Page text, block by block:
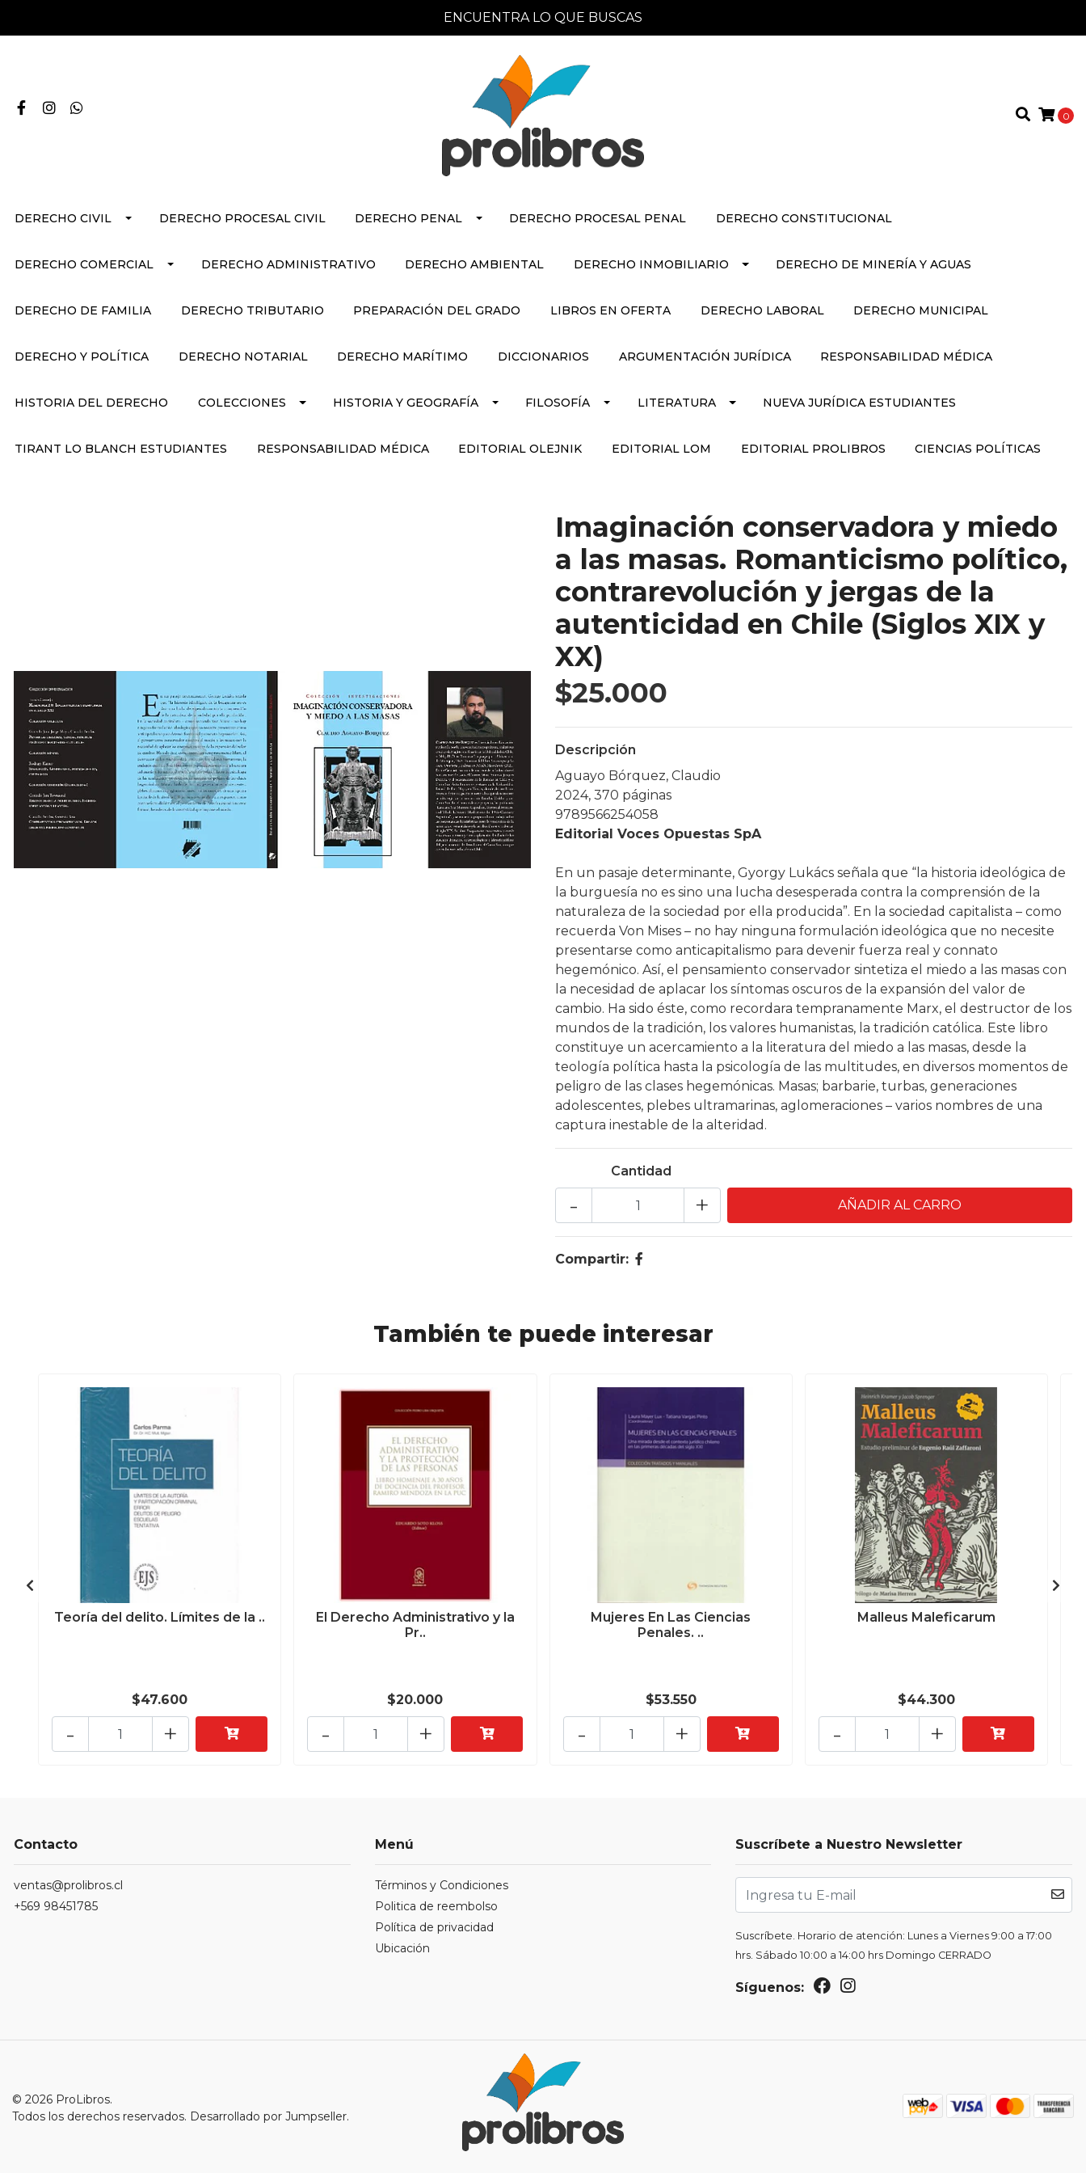
ENCUENTRA LO QUE BUSCAS
0
DERECHO CIVIL DERECHO PROCESAL CIVIL DERECHO PENAL DERECHO PROCESAL PENAL DERECHO CONSTITUCIONAL
DERECHO COMERCIAL DERECHO ADMINISTRATIVO DERECHO AMBIENTAL DERECHO INMOBILIARIO DERECHO DE MINERÍA Y AGUAS
DERECHO DE FAMILIA DERECHO TRIBUTARIO PREPARACIÓN DEL GRADO LIBROS EN OFERTA DERECHO LABORAL DERECHO MUNICIPAL
DERECHO Y POLÍTICA DERECHO NOTARIAL DERECHO MARÍTIMO DICCIONARIOS ARGUMENTACIÓN JURÍDICA RESPONSABILIDAD MÉDICA
HISTORIA DEL DERECHO COLECCIONES HISTORIA Y GEOGRAFÍA FILOSOFÍA LITERATURA NUEVA JURÍDICA ESTUDIANTES
TIRANT LO BLANCH ESTUDIANTES RESPONSABILIDAD MÉDICA EDITORIAL OLEJNIK EDITORIAL LOM EDITORIAL PROLIBROS CIENCIAS POLÍTICAS
Imaginación conservadora y miedo
a las masas. Romanticismo político,
contrarevolución y jergas de la
autenticidad en Chile (Siglos XIX y
XX)
$25.000
Descripción
Aguayo Bórquez, Claudio
2024, 370 páginas
9789566254058
Editorial Voces Opuestas SpA
En un pasaje determinante, Gyorgy Lukács señala que “la historia ideológica de
la burguesía no es sino una lucha desesperada contra la comprensión de la
naturaleza de la sociedad por ella producida”. En la sociedad capitalista – como
recuerda Von Mises – no hay ninguna formulación ideológica que no necesite
presentarse como anticapitalismo para devenir fuerza real y connato
hegemónico. Así, el pensamiento conservador sintetiza el miedo a las masas con
la necesidad de aplacar los síntomas oscuros de la expansión del valor de
cambio. Ha sido éste, como recordara tempranamente Marx, el destructor de los
mundos de la tradición, los valores humanistas, la tradición católica. Este libro
constituye un acercamiento a la literatura del miedo a las masas, desde la
teología política hasta la psicología de las multitudes, en diversos momentos de
peligro de las clases hegemónicas. Masas; barbarie, turbas, generaciones
adolescentes, plebes ultramarinas, aglomeraciones – varios nombres de una
captura inestable de la alteridad.
Cantidad
+
-
Compartir:
También te puede interesar
Teoría del delito. Límites de la ..
$47.600
+
-
El Derecho Administrativo y la
Pr..
$20.000
+
-
Mujeres En Las Ciencias
Penales. ..
$53.550
+
-
Malleus Maleficarum
$44.300
+
-
Contacto
ventas@prolibros.cl
+569 98451785
Menú
Términos y Condiciones
Politica de reembolso
Política de privacidad
Ubicación
Suscríbete a Nuestro Newsletter
Suscríbete. Horario de atención: Lunes a Viernes 9:00 a 17:00
hrs. Sábado 10:00 a 14:00 hrs Domingo CERRADO
Síguenos:
© 2026 ProLibros.
Todos los derechos reservados. Desarrollado por Jumpseller.